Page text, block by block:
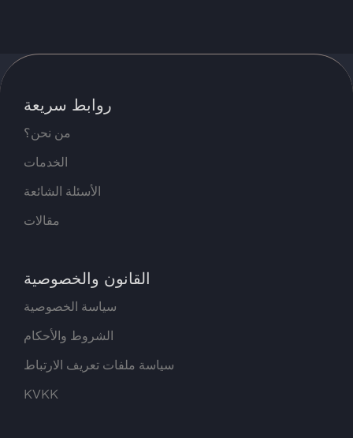
روابط سريعة
من نحن؟
الخدمات
الأسئلة الشائعة
مقالات
القانون والخصوصية
سياسة الخصوصية
الشروط والأحكام
سياسة ملفات تعريف الارتباط
KVKK